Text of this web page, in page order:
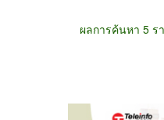
ผลการค้นหา 5 ร